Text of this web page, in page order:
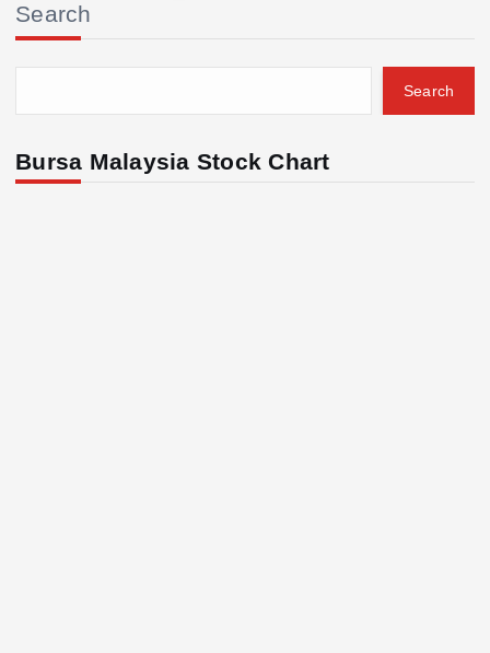
s
t
Search
Search
Bursa Malaysia Stock Chart